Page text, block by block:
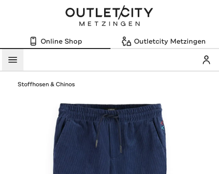
Online Shop Outletcity Metzingen
Menü
Stoffhosen & Chinos